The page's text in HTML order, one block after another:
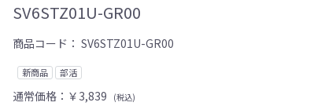
SV6STZ01U-GR00
商品コード： SV6STZ01U-GR00
新商品 部活
通常価格： ￥3,839 (税込)